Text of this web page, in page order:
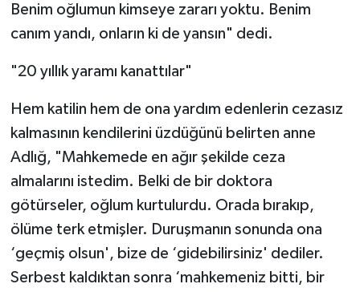
Benim oğlumun kimseye zararı yoktu. Benim
canım yandı, onların ki de yansın" dedi.
"20 yıllık yaramı kanattılar"
Hem katilin hem de ona yardım edenlerin cezasız
kalmasının kendilerini üzdüğünü belirten anne
Adlığ, "Mahkemede en ağır şekilde ceza
almalarını istedim. Belki de bir doktora
götürseler, oğlum kurtulurdu. Orada bırakıp,
ölüme terk etmişler. Duruşmanın sonunda ona
‘geçmiş olsun', bize de ‘gidebilirsiniz' dediler.
Serbest kaldıktan sonra ‘mahkemeniz bitti, bir